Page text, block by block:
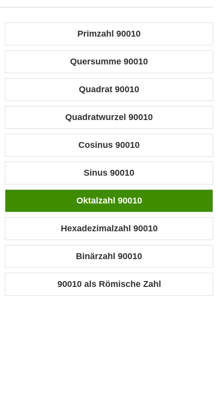
Primzahl 90010
Quersumme 90010
Quadrat 90010
Quadratwurzel 90010
Cosinus 90010
Sinus 90010
Oktalzahl 90010
Hexadezimalzahl 90010
Binärzahl 90010
90010 als Römische Zahl